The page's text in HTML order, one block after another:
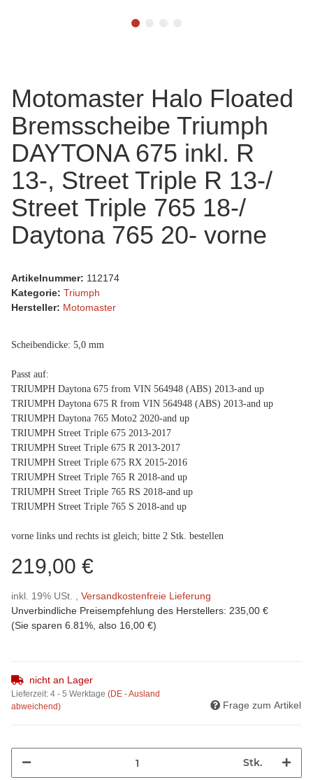
Motomaster Halo Floated
Bremsscheibe Triumph
DAYTONA 675 inkl. R
13-, Street Triple R 13-/
Street Triple 765 18-/
Daytona 765 20- vorne
Artikelnummer: 112174
Kategorie: Triumph
Hersteller: Motomaster
Scheibendicke: 5,0 mm
Passt auf:
TRIUMPH Daytona 675 from VIN 564948 (ABS) 2013-and up
TRIUMPH Daytona 675 R from VIN 564948 (ABS) 2013-and up
TRIUMPH Daytona 765 Moto2 2020-and up
TRIUMPH Street Triple 675 2013-2017
TRIUMPH Street Triple 675 R 2013-2017
TRIUMPH Street Triple 675 RX 2015-2016
TRIUMPH Street Triple 765 R 2018-and up
TRIUMPH Street Triple 765 RS 2018-and up
TRIUMPH Street Triple 765 S 2018-and up
vorne links und rechts ist gleich; bitte 2 Stk. bestellen
219,00 €
inkl. 19% USt. , Versandkostenfreie Lieferung
Unverbindliche Preisempfehlung des Herstellers: 235,00 €
(Sie sparen 6.81% , also 16,00 €)
nicht an Lager
Lieferzeit: 4 - 5 Werktage (DE - Ausland
abweichend)
Frage zum Artikel
Stk.